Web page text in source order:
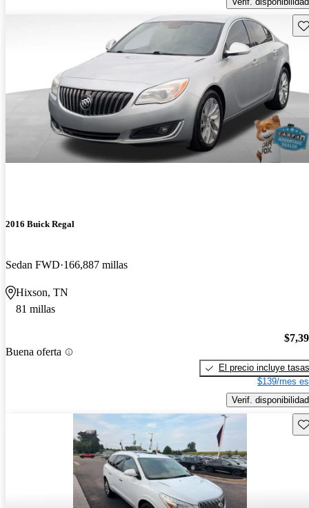
2016 Buick Regal
Sedan FWD 166,887 millas
Hixson, TN
81 millas
Buena oferta
El precio incluye tasas
$139/mes
Verif. disponibilidad